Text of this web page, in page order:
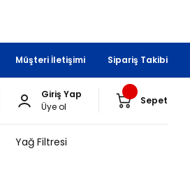
Müşteri İletişimi Sipariş Takibi
Giriş Yap
Üye ol
Sepet
Yağ Filtresi